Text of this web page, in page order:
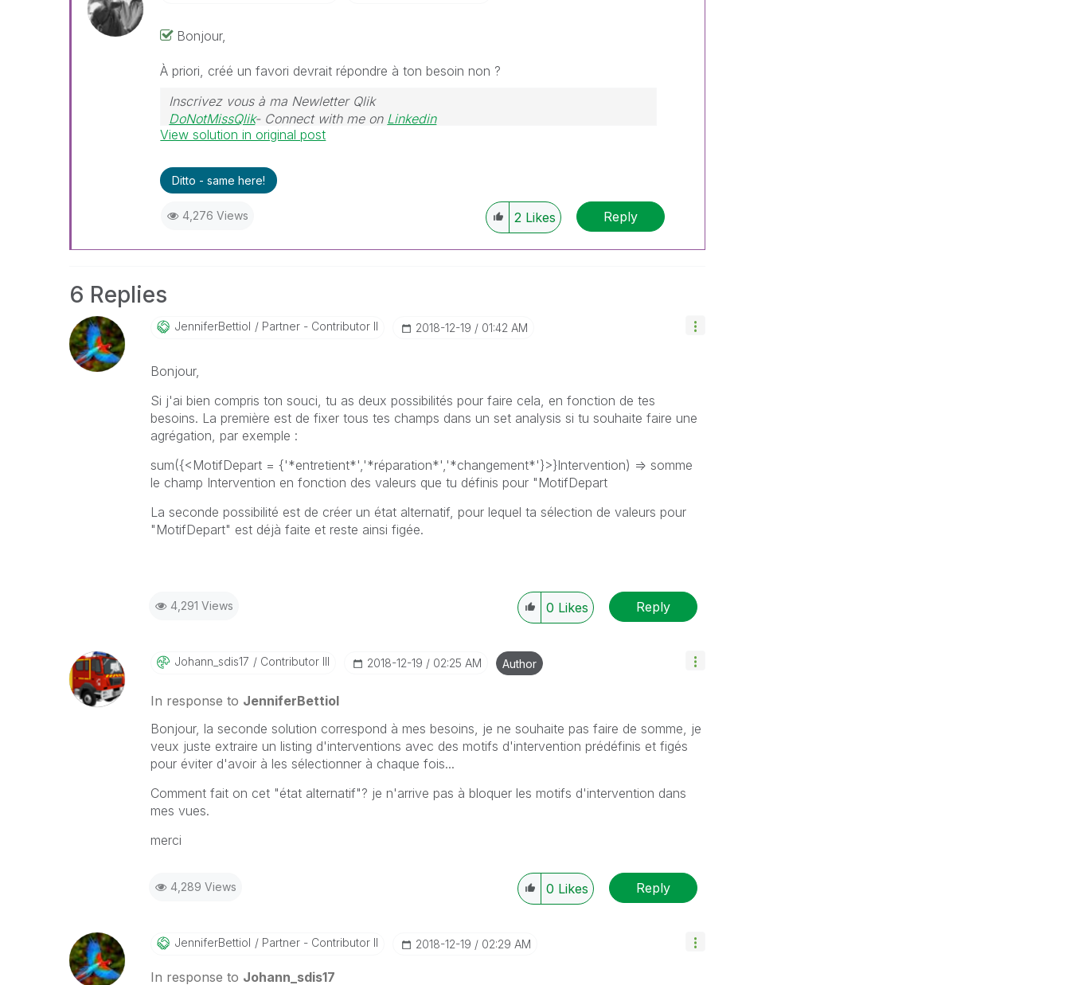
Bonjour,
À priori, créé un favori devrait répondre à ton besoin non ?
Inscrivez vous à ma Newletter Qlik
DoNotMissQlik- Connect with me on Linkedin
View solution in original post
Ditto - same here!
4,276 Views 2 Likes Reply
6 Replies
JenniferBettiol Partner - Contributor II ‎2018-12-19 01:42 AM
Bonjour,
Si j'ai bien compris ton souci, tu as deux possibilités pour faire cela, en fonction de tes
besoins. La première est de fixer tous tes champs dans un set analysis si tu souhaite faire une
agrégation, par exemple :
sum({<MotifDepart = {'*entretient*','*réparation*','*changement*'}>}Intervention) => somme
le champ Intervention en fonction des valeurs que tu définis pour "MotifDepart
La seconde possibilité est de créer un état alternatif, pour lequel ta sélection de valeurs pour
"MotifDepart" est déjà faite et reste ainsi figée.
4,291 Views 0 Likes Reply
Johann_sdis17 Contributor III ‎2018-12-19 02:25 AM Author
In response to JenniferBettiol
Bonjour, la seconde solution correspond à mes besoins, je ne souhaite pas faire de somme, je
veux juste extraire un listing d'interventions avec des motifs d'intervention prédéfinis et figés
pour éviter d'avoir à les sélectionner à chaque fois...
Comment fait on cet "état alternatif"? je n'arrive pas à bloquer les motifs d'intervention dans
mes vues.
merci
4,289 Views 0 Likes Reply
JenniferBettiol Partner - Contributor II ‎2018-12-19 02:29 AM
In response to Johann_sdis17